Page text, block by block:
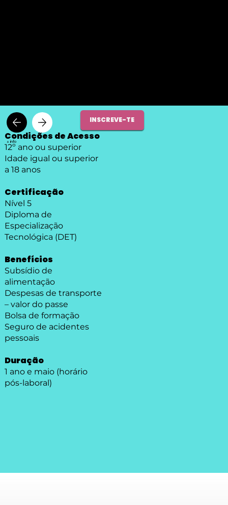
+ info
Condições de Acesso
12º ano ou superior
Idade igual ou superior
a 18 anos
Certificação
Nível 5
Diploma de
Especialização
Tecnológica (DET)
Benefícios
Subsídio de
alimentação
Despesas de transporte
– valor do passe
Bolsa de formação
Seguro de acidentes
pessoais
Duração
1 ano e maio (horário
pós-laboral)
INSCREVE-TE